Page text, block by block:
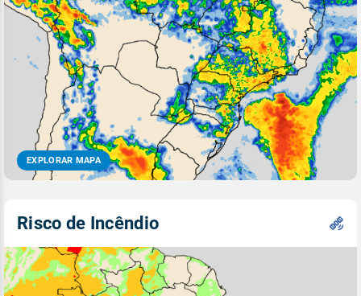
EXPLORAR MAPA
Risco de Incêndio